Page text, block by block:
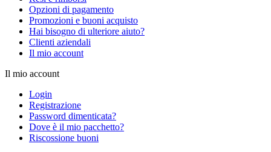
Opzioni di pagamento
Promozioni e buoni acquisto
Hai bisogno di ulteriore aiuto?
Clienti aziendali
Il mio account
Il mio account
Login
Registrazione
Password dimenticata?
Dove è il mio pacchetto?
Riscossione buoni